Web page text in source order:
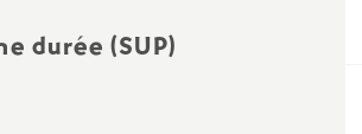
durée (SUP)